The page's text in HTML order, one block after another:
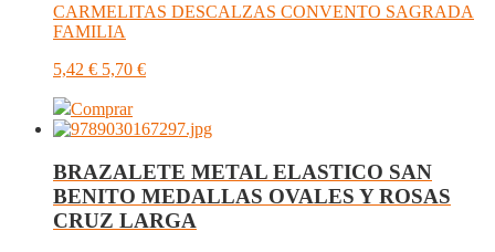
CARMELITAS DESCALZAS CONVENTO SAGRADA
FAMILIA
5,42 € 5,70 €
Comprar
BRAZALETE METAL ELASTICO SAN
BENITO MEDALLAS OVALES Y ROSAS
CRUZ LARGA